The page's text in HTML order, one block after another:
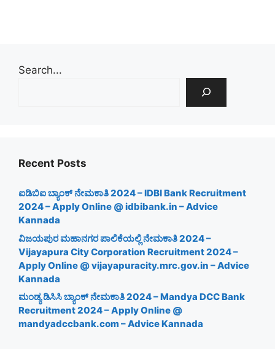
Search...
Recent Posts
ಐಡಿಬಿಐ ಬ್ಯಾಂಕ್ ನೇಮಕಾತಿ 2024 – IDBI Bank Recruitment
2024 – Apply Online @ idbibank.in – Advice
Kannada
ವಿಜಯಪುರ ಮಹಾನಗರ ಪಾಲಿಕೆಯಲ್ಲಿ ನೇಮಕಾತಿ 2024 –
Vijayapura City Corporation Recruitment 2024 –
Apply Online @ vijayapuracity.mrc.gov.in – Advice
Kannada
ಮಂಡ್ಯ ಡಿಸಿಸಿ ಬ್ಯಾಂಕ್ ನೇಮಕಾತಿ 2024 – Mandya DCC Bank
Recruitment 2024 – Apply Online @
mandyadccbank.com – Advice Kannada